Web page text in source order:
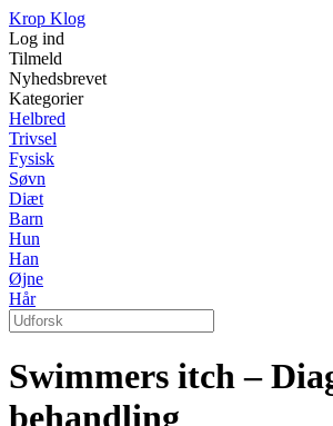
Krop Klog
Log ind
Tilmeld
Nyhedsbrevet
Kategorier
Helbred
Trivsel
Fysisk
Søvn
Diæt
Barn
Hun
Han
Øjne
Hår
Swimmers itch –
behandling